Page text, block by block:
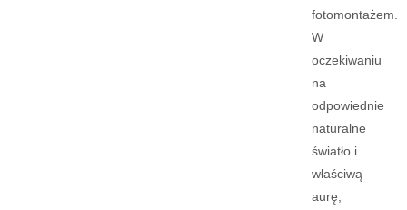
fotomontażem.
W
oczekiwaniu
na
odpowiednie
naturalne
światło i
właściwą
aurę,